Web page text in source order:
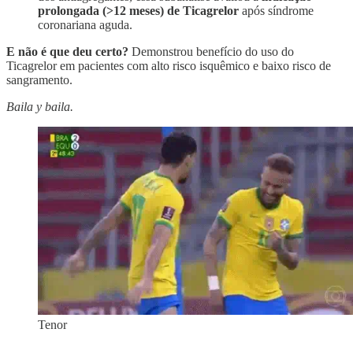
prolongada (>12 meses) de Ticagrelor após síndrome
coronariana aguda.
E não é que deu certo? Demonstrou benefício do uso do
Ticagrelor em pacientes com alto risco isquêmico e baixo risco de
sangramento.
Baila y baila.
Tenor